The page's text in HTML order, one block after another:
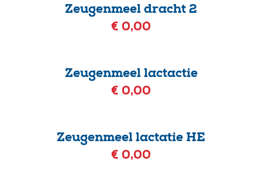
Zeugenmeel dracht 2
€ 0,00
Zeugenmeel lactactie
€ 0,00
Zeugenmeel lactatie HE
€ 0,00